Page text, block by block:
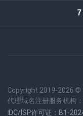
7
Copyright 2019-2026 ©
代理域名注册服务机构
IDC/ISP许可证：B1-